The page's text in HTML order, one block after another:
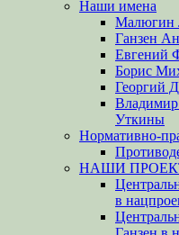
Наши имена
Малюгин
Ганзен
Евгений
Борис
Георгий
Уткины
Нормативно-
НАШИ
в